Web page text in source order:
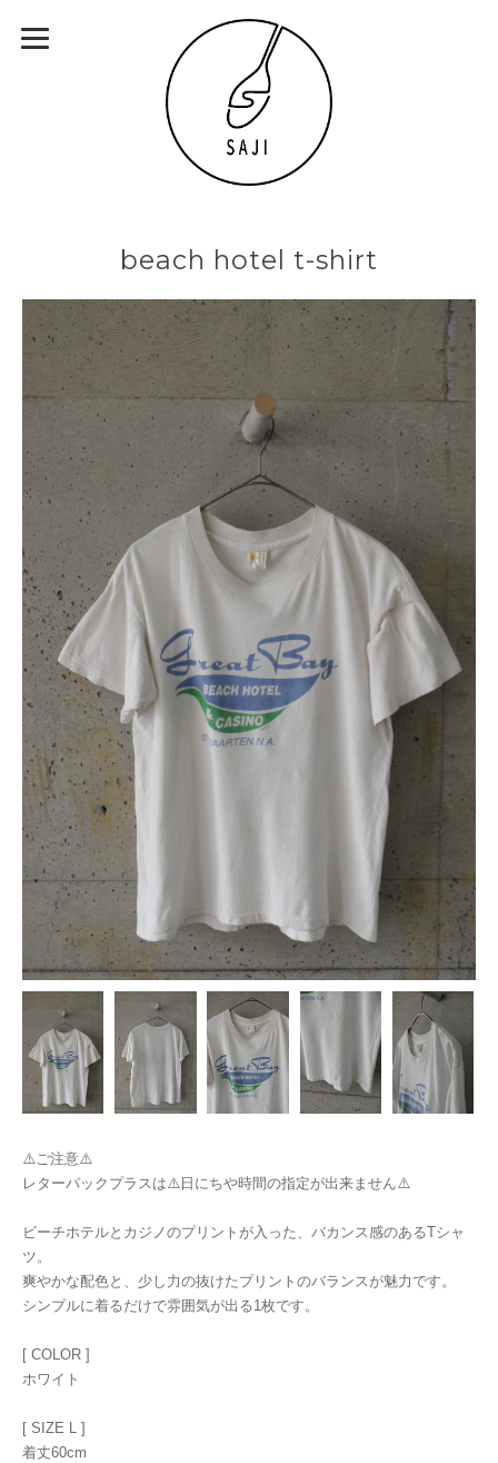
beach hotel t-shirt
⚠️ご注意⚠️
レターパックプラスは⚠️日にちや時間の指定が出来ません⚠️
ビーチホテルとカジノのプリントが入った、バカンス感のあるTシャ
ツ。
爽やかな配色と、少し力の抜けたプリントのバランスが魅力です。
シンプルに着るだけで雰囲気が出る1枚です。
[ COLOR ]
ホワイト
[ SIZE L ]
着丈60cm